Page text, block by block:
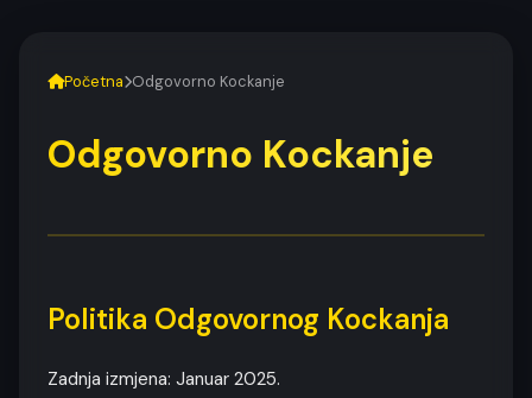
Početna Odgovorno Kockanje
Odgovorno Kockanje
Politika Odgovornog Kockanja
Zadnja izmjena: Januar 2025.